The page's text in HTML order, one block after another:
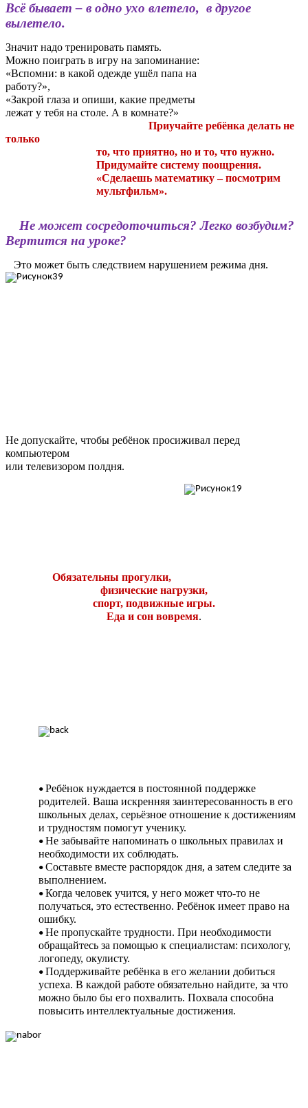
Всё бывает – в одно ухо влетело, в другое
вылетело.
Значит надо тренировать память.
Можно поиграть в игру на запоминание:
«Вспомни: в какой одежде ушёл папа на
работу?»,
«Закрой глаза и опиши, какие предметы
лежат у тебя на столе. А в комнате?»
Приучайте ребёнка делать не
только
то, что приятно, но и то, что нужно.
Придумайте систему поощрения.
«Сделаешь математику – посмотрим
мультфильм».
Не может сосредоточиться? Легко возбудим?
Вертится на уроке?
Это может быть следствием нарушением режима дня.
Не допускайте, чтобы ребёнок просиживал перед
компьютером
или телевизором полдня.
Обязательны прогулки,
физические нагрузки,
спорт, подвижные игры.
Еда и сон вовремя.
Ребёнок нуждается в постоянной поддержке
родителей. Ваша искренняя заинтересованность в его
школьных делах, серьёзное отношение к достижениям
и трудностям помогут ученику.
Не забывайте напоминать о школьных правилах и
необходимости их соблюдать.
Составьте вместе распорядок дня, а затем следите за
выполнением.
Когда человек учится, у него может что-то не
получаться, это естественно. Ребёнок имеет право на
ошибку.
Не пропускайте трудности. При необходимости
обращайтесь за помощью к специалистам: психологу,
логопеду, окулисту.
Поддерживайте ребёнка в его желании добиться
успеха. В каждой работе обязательно найдите, за что
можно было бы его похвалить. Похвала способна
повысить интеллектуальные достижения.